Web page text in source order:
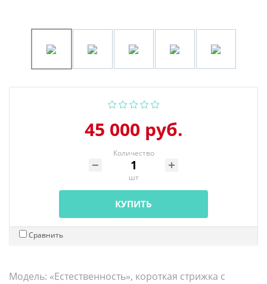
45 000 руб.
Количество
шт
КУПИТЬ
Сравнить
Модель: «Естественность», короткая стрижка с